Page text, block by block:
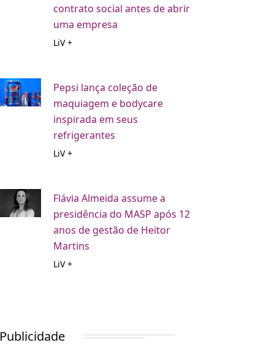
contrato social antes de abrir
uma empresa
LiV +
Pepsi lança coleção de
maquiagem e bodycare
inspirada em seus
refrigerantes
LiV +
Flávia Almeida assume a
presidência do MASP após 12
anos de gestão de Heitor
Martins
LiV +
Publicidade